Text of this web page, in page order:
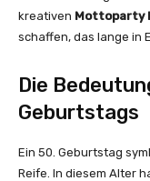
kreativen Mottoparty
schaffen, das lange in
Die
Geburtstags
Ein 50. Geburtstag
Reife. In diesem Alter